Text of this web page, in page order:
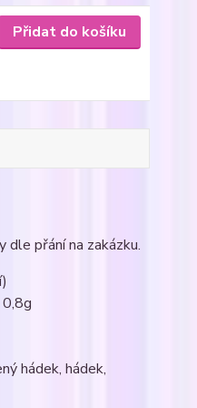
Přidat do košíku
dle přání na zakázku.
hádek, hádek,